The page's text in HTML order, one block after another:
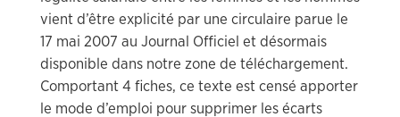
vient d’être explicité par une circulaire parue le
17 mai 2007 au Journal Officiel et désormais
disponible dans notre zone de téléchargement.
Comportant 4 fiches, ce texte est censé apporter
le mode d’emploi pour supprimer les écarts